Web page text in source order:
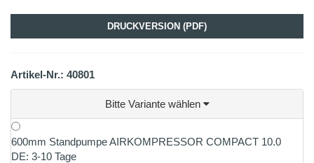
DRUCKVERSION (PDF)
Artikel-Nr.: 40801
Bitte Variante wählen
600mm Standpumpe AIRKOMPRESSOR COMPACT 10.0
DE: 3-10 Tage